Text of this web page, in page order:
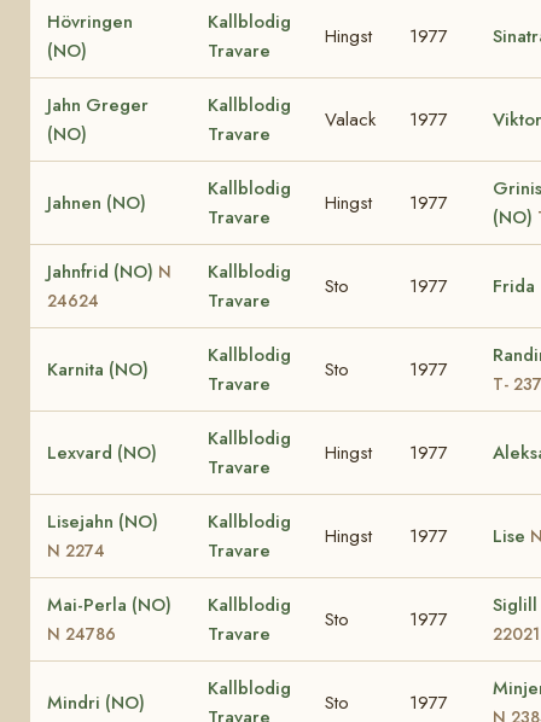
Hövringen
(NO)
Kallblodig
Travare
Hingst 1977
Jahn Greger
(NO)
Kallblodig
Travare
Valack 1977
Jahnen (NO)
Kallblodig
Travare
Hingst 1977
(NO)
Jahnfrid (NO) N
24624
Kallblodig
Travare
Sto 1977 Frida
Karnita (NO)
Kallblodig
Travare
Sto 1977
T-
Lexvard (NO)
Kallblodig
Travare
Hingst 1977
Lisejahn (NO)
N 2274
Kallblodig
Travare
Hingst 1977 Lise
Mai-Perla (NO)
N 24786
Kallblodig
Travare
Sto 1977
22021
Mindri (NO)
Kallblodig
Travare
Sto 1977
N